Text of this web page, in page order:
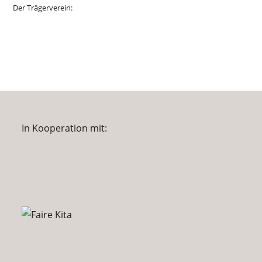
Der Trägerverein:
In Kooperation mit: